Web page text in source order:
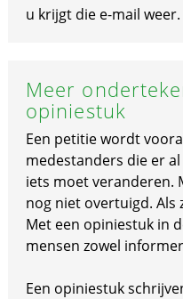
u krijgt die e-mail weer.
Meer
opiniestuk
Een petitie wordt
medestanders die er
iets moet veranderen.
nog niet overtuigd. Als
Met een opiniestuk in
mensen zowel
Een opiniestuk